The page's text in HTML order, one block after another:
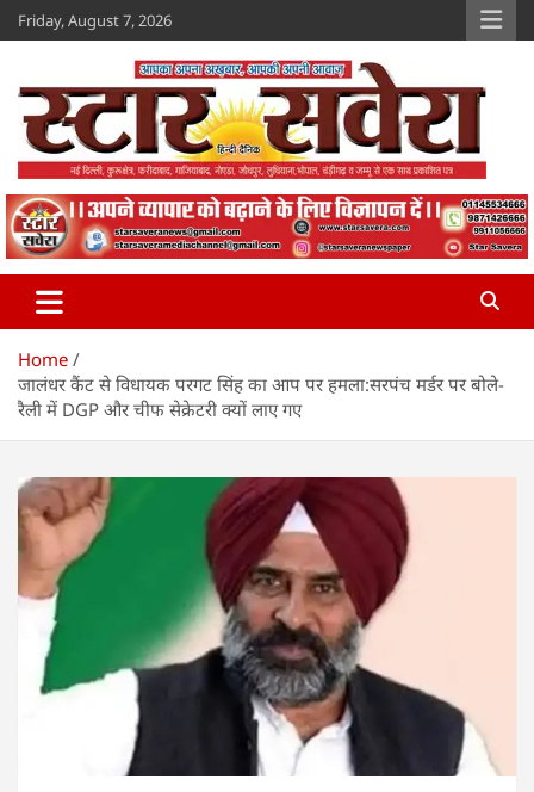
Skip
to
Friday, August 7, 2026
Star Savera
www.starsavera.com
Home
जालंधर कैंट से विधायक परगट सिंह का आप पर हमला:सरपंच मर्डर पर बोले-
रैली में DGP और चीफ सेक्रेटरी क्यों लाए गए